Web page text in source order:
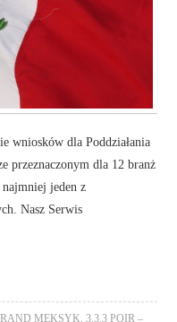
wniosków dla Poddziałania
przeznaczonym dla 12 branż
jeden z
Nasz Serwis
MEKSYK ,3.3.3 POIR –